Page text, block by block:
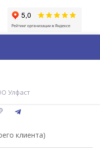
Улфаст
клиента)